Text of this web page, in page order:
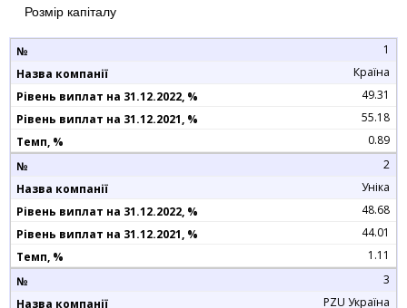
Розмір капіталу
1
Країна
49.31
55.18
0.89
2
Уніка
48.68
44.01
1.11
3
PZU Україна